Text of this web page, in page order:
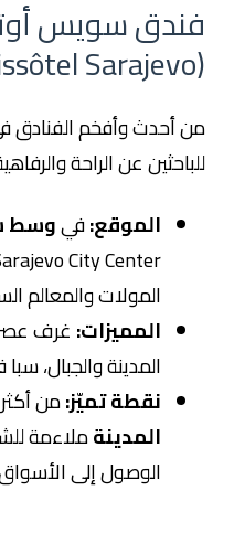
فندق سويس
(Swissôtel Sarajevo)
من أحدث وأفخم الفنادق في
للباحثين عن الراحة
الموقع:فيوسط
المولات والمعالم
المميزات: غرف
المدينة والجبال،
نقطة تميّز:من أكثر
المدينةملاءمة
الوصول إلى